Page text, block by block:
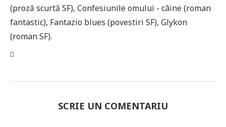
(proză scurtă SF), Confesiunile omului - câine (roman
fantastic), Fantazio blues (povestiri SF), Glykon
(roman SF).
SCRIE UN COMENTARIU